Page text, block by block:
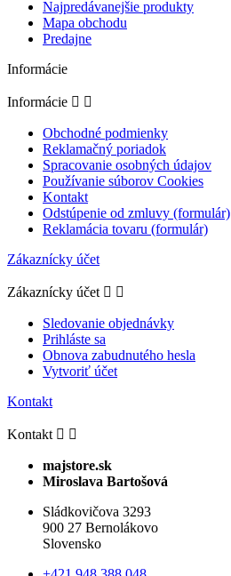
Najpredávanejšie produkty
Mapa obchodu
Predajne
Informácie
Informácie  
Obchodné podmienky
Reklamačný poriadok
Spracovanie osobných údajov
Používanie súborov Cookies
Kontakt
Odstúpenie od zmluvy (formulár)
Reklamácia tovaru (formulár)
Zákaznícky účet
Zákaznícky účet  
Sledovanie objednávky
Prihláste sa
Obnova zabudnutého hesla
Vytvoriť účet
Kontakt
Kontakt  
majstore.sk
Miroslava Bartošová
Sládkovičova 3293
900 27 Bernolákovo
Slovensko